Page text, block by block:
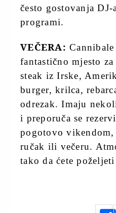
često gostovanja
programi.
VEČERA:
fantastično mjesto
steak iz Irske,
burger, krilca,
odrezak. Imaju
i preporuča se
pogotovo
ručak ili večeru.
tako da ćete